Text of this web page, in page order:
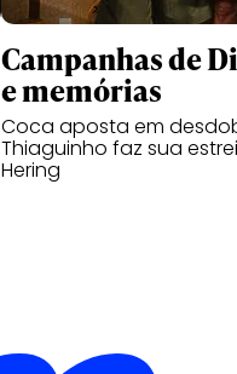
Campanhas de
e memórias
Coca aposta em
Thiaguinho faz sua
Hering